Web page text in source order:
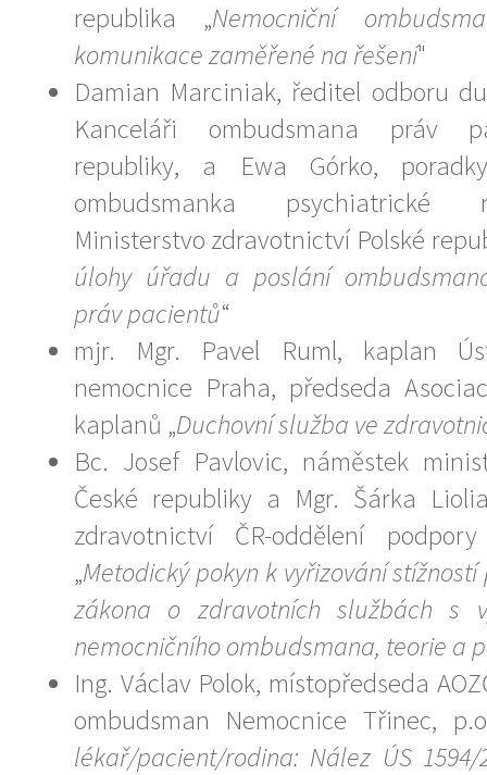
republika „Nemocniční
komunikace zaměřené na řešení"
Damian Marciniak, ředitel odboru
Kanceláři ombudsmana práv
republiky, a Ewa Górko,
ombudsmanka psychiatrické
Ministerstvo zdravotnictví Polské
úlohy úřadu a poslání
práv pacientů“
mjr. Mgr. Pavel Ruml, kaplan
nemocnice Praha, předseda
kaplanů „Duchovní služba ve
Bc. Josef Pavlovic, náměstek
České republiky a Mgr. Šárka
zdravotnictví ČR-oddělení
„Metodický pokyn k vyřizování
zákona o zdravotních službách s
nemocničního ombudsmana, teorie a
Ing. Václav Polok, místopředseda
ombudsman Nemocnice Třinec,
lékař/pacient/rodina: Nález ÚS 1594/